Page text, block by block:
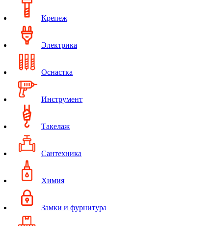
Крепеж
Электрика
Оснастка
Инструмент
Такелаж
Сантехника
Химия
Замки и фурнитура